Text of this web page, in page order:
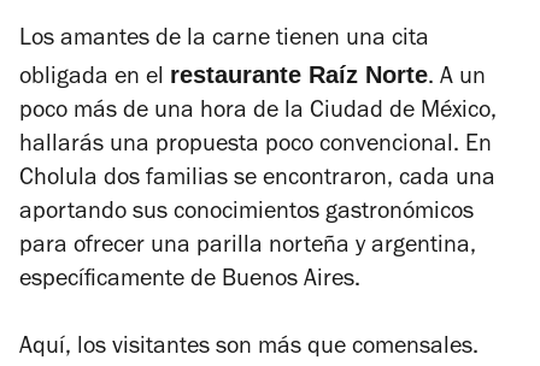
Los amantes de la carne tienen una cita
obligada en el restaurante Raíz Norte. A un
poco más de una hora de la Ciudad de México,
hallarás una propuesta poco convencional. En
Cholula dos familias se encontraron, cada una
aportando sus conocimientos gastronómicos
para ofrecer una parilla norteña y argentina,
específicamente de Buenos Aires.
Aquí, los visitantes son más que comensales.